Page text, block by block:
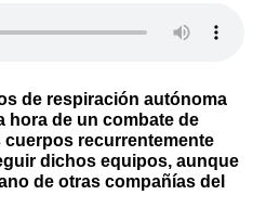
de respiración autónoma
hora de un combate de
recurrentemente
dichos equipos, aunque
de otras compañías del